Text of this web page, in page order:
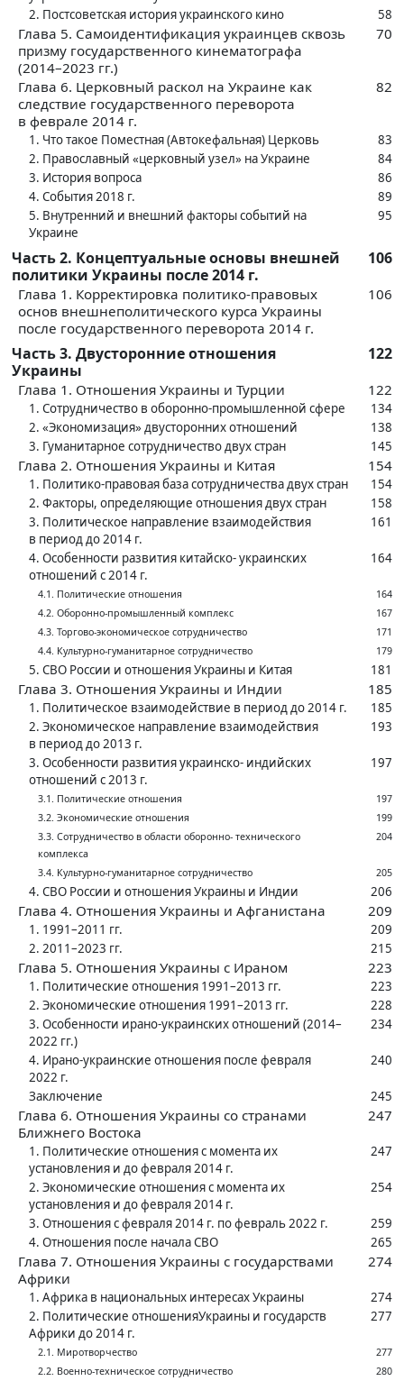
2. Постсоветская история украинского кино
58
Глава 5. Самоидентификация украинцев сквозь
призму государственного кинематографа
(2014–2023 гг.)
70
Глава 6. Церковный раскол на Украине как
следствие государственного переворота
в ‍феврале 2014 г.
82
1. Что такое Поместная (Автокефальная) Церковь
83
2. Православный «церковный узел» на Украине
84
3. История вопроса
86
4. События 2018 г.
89
5. Внутренний и внешний факторы событий на
Украине
95
Часть 2. Концептуальные основы внешней
политики Украины после 2014 г.
106
Глава 1. Корректировка политико-правовых
основ внешнеполитического курса Украины
после государственного переворота 2014 г.
106
Часть 3. Двусторонние отношения
Украины
122
Глава 1. Отношения Украины и Турции 122
1. Сотрудничество в ‍оборонно-промышленной сфере
134
2. «Экономизация» двусторонних отношений
138
3. Гуманитарное сотрудничество двух стран
145
Глава 2. Отношения Украины и Китая 154
1. Политико-правовая база сотрудничества двух стран
154
2. Факторы, определяющие отношения двух стран
158
3. Политическое направление взаимодействия
в ‍период до 2014 г.
161
4. Особенности развития китайско- украинских
отношений с ‍2014 г.
164
4.1. Политические отношения
164
4.2. Оборонно-промышленный комплекс
167
4.3. Торгово-экономическое сотрудничество
171
4.4. Культурно-гуманитарное сотрудничество
179
5. СВО России и отношения Украины и Китая 181
Глава 3. Отношения Украины и Индии 185
1. Политическое взаимодействие в ‍период до 2014 г.
185
2. Экономическое направление взаимодействия
в ‍период до 2013 г.
193
3. Особенности развития украинско- индийских
отношений с ‍2013 г.
197
3.1. Политические отношения
197
3.2. Экономические отношения
199
3.3. Сотрудничество в ‍области оборонно- технического
комплекса
204
3.4. Культурно-гуманитарное сотрудничество 205
4. СВО России и отношения Украины и Индии 206
Глава 4. Отношения Украины и Афганистана 209
1. 1991–2011 гг.
209
2. 2011–2023 гг.
215
Глава 5. Отношения Украины с ‍Ираном 223
1. Политические отношения 1991–2013 гг.
223
2. Экономические отношения 1991–2013 гг.
228
3. Особенности ирано-украинских отношений (2014–
2022 гг.)
234
4. Ирано-украинские отношения после февраля
2022 г.
240
Заключение 245
Глава 6. Отношения Украины со странами
Ближнего Востока
247
1. Политические отношения с ‍момента их
установления и до февраля 2014 г.
247
2. Экономические отношения с ‍момента их
установления и до февраля 2014 г.
254
3. Отношения с ‍февраля 2014 г. по февраль 2022 г.
259
4. Отношения после начала СВО
265
Глава 7. Отношения Украины с ‍государствами
Африки
274
1. Африка в ‍национальных интересах Украины
274
2. Политические отношенияУкраины и государств
Африки до 2014 г.
277
2.1. Миротворчество
277
2.2. Военно-техническое сотрудничество
280